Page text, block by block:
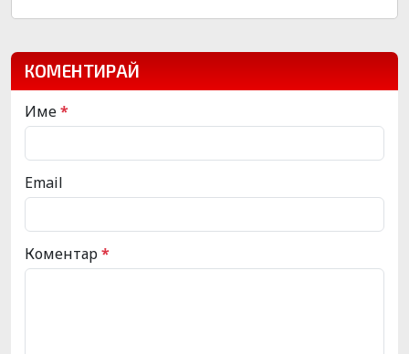
КОМЕНТИРАЙ
Име*
Email
Коментар*